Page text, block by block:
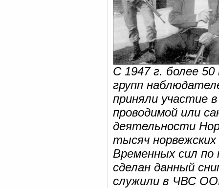
С 1947 г. более
групп
приняли участие
проводимой или
деятельности
тысяч
Временных сил
сделан данный
служили в ЧВС